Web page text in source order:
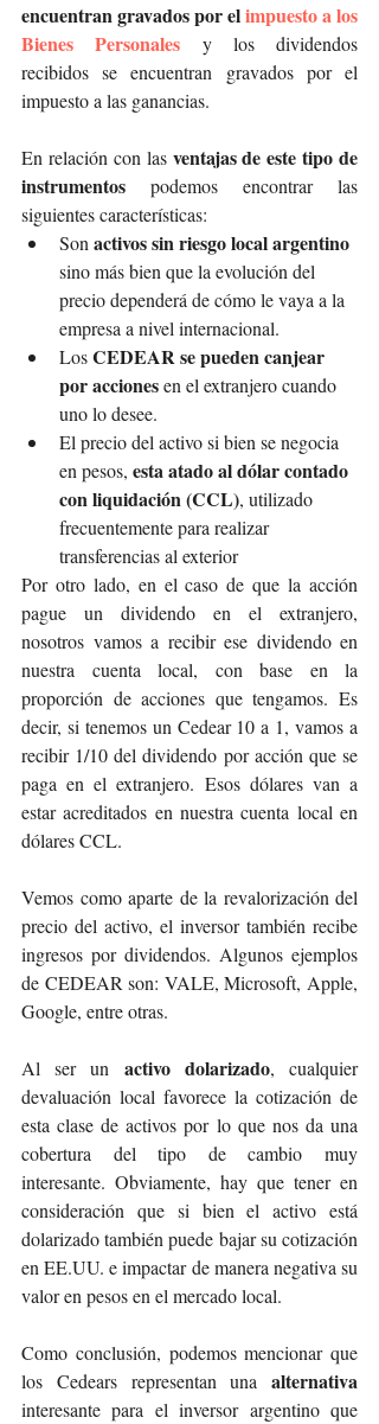
encuentran gravados por el impuesto a los
Bienes Personales y los dividendos
recibidos se encuentran gravados por el
impuesto a las ganancias.
En relación con las ventajas de este tipo de
instrumentos podemos encontrar las
siguientes características:
Son activos sin riesgo local argentino
sino más bien que la evolución del
precio dependerá de cómo le vaya a la
empresa a nivel internacional.
Los CEDEAR se pueden canjear
por acciones en el extranjero cuando
uno lo desee.
El precio del activo si bien se negocia
en pesos, esta atado al dólar contado
con liquidación (CCL), utilizado
frecuentemente para realizar
transferencias al exterior
Por otro lado, en el caso de que la acción
pague un dividendo en el extranjero,
nosotros vamos a recibir ese dividendo en
nuestra cuenta local, con base en la
proporción de acciones que tengamos. Es
decir, si tenemos un Cedear 10 a 1, vamos a
recibir 1/10 del dividendo por acción que se
paga en el extranjero. Esos dólares van a
estar acreditados en nuestra cuenta local en
dólares CCL.
Vemos como aparte de la revalorización del
precio del activo, el inversor también recibe
ingresos por dividendos. Algunos ejemplos
de CEDEAR son: VALE, Microsoft, Apple,
Google, entre otras.
Al ser un activo dolarizado, cualquier
devaluación local favorece la cotización de
esta clase de activos por lo que nos da una
cobertura del tipo de cambio muy
interesante. Obviamente, hay que tener en
consideración que si bien el activo está
dolarizado también puede bajar su cotización
en EE.UU. e impactar de manera negativa su
valor en pesos en el mercado local.
Como conclusión, podemos mencionar que
los Cedears representan una alternativa
interesante para el inversor argentino que